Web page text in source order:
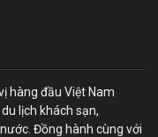
hàng đầu Việt Nam
lịch khách sạn,
Đồng hành cùng với